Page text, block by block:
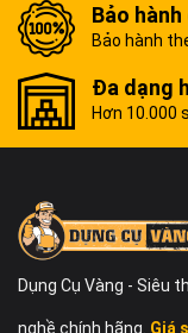
Bảo
Bảo hành
Đa dạng
Hơn 10.000
Dụng Cụ Vàng - Siêu
nghề chính hãng. Giá